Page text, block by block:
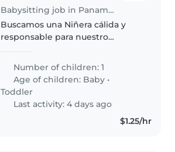
Babysitting job in Panama City
Buscamos una Niñera cálida y
responsable para nuestro
Necesitamos alguien que le
guste cocinar y que pueda
Number of children: 1
Age of children: Baby •
Toddler
Last activity: 4 days ago
$1.25/hr